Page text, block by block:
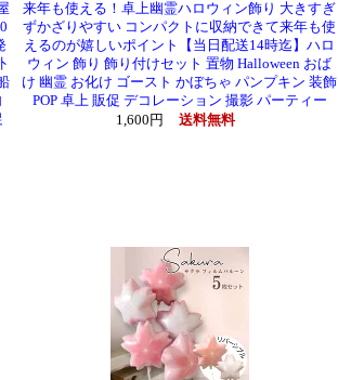
来年も使える！卓上幽霊ハロウィン飾り 大きすぎ
ずかざりやすい コンパクトに収納できて来年も使
えるのが嬉しいポイント【当日配送14時迄】ハロ
ウィン 飾り 飾り付けセット 置物 Halloween おば
け 幽霊 お化け ゴースト かぼちゃ パンプキン 装飾
POP 卓上 販促 デコレーション 撮影 パーティー
1,600円
送料無料